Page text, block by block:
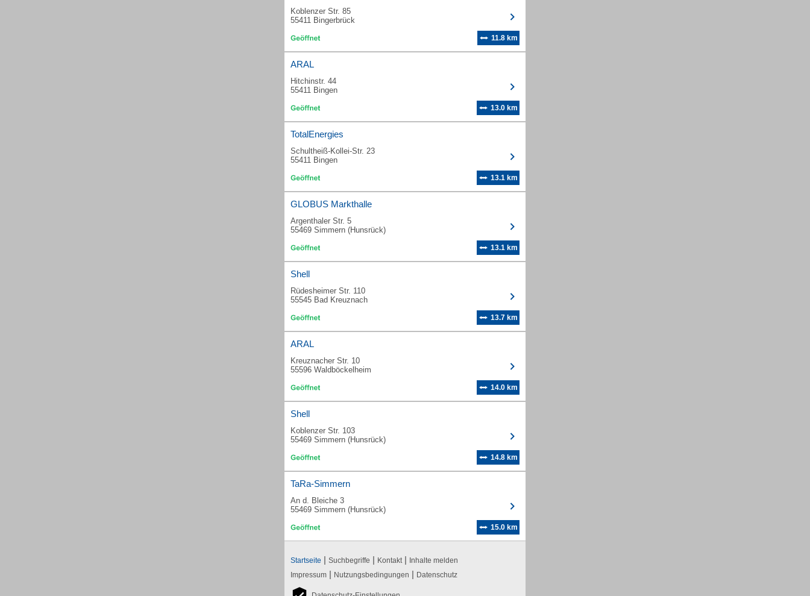
Koblenzer Str. 85
55411 Bingerbrück
11.8 km
ARAL
Hitchinstr. 44
55411 Bingen
13.0 km
TotalEnergies
Schultheiß-Kollei-Str. 23
55411 Bingen
13.1 km
GLOBUS Markthalle
Argenthaler Str. 5
55469 Simmern (Hunsrück)
13.1 km
Shell
Rüdesheimer Str. 110
55545 Bad Kreuznach
13.7 km
ARAL
Kreuznacher Str. 10
55596 Waldböckelheim
14.0 km
Shell
Koblenzer Str. 103
55469 Simmern (Hunsrück)
14.8 km
TaRa-Simmern
An d. Bleiche 3
55469 Simmern (Hunsrück)
15.0 km
Startseite | Suchbegriffe | Kontakt | Inhalte melden
Impressum | Nutzungsbedingungen | Datenschutz